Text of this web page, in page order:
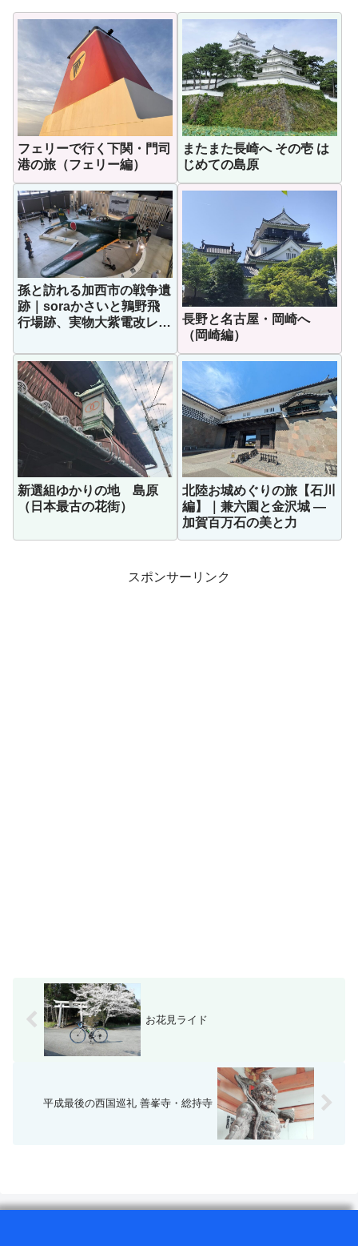
フェリーで行く下関・門司
港の旅（フェリー編）
またまた長崎へ その壱 は
じめての島原
孫と訪れる加西市の戦争遺
跡｜soraかさいと鶉野飛
行場跡、実物大紫電改レプ
長野と名古屋・岡崎へ
（岡崎編）
新選組ゆかりの地 島原
（日本最古の花街）
北陸お城めぐりの旅【石川
編】｜兼六園と金沢城 —
加賀百万石の美と力
スポンサーリンク
お花見ライド
平成最後の西国巡礼 善峯寺・総持寺